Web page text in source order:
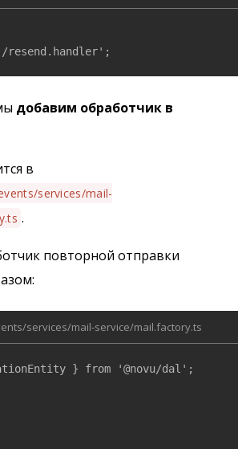
добавим обработчик в
в
services/mail-
.
повторной отправки
services/mail-service/mail.factory.ts
} from '@novu/dal';